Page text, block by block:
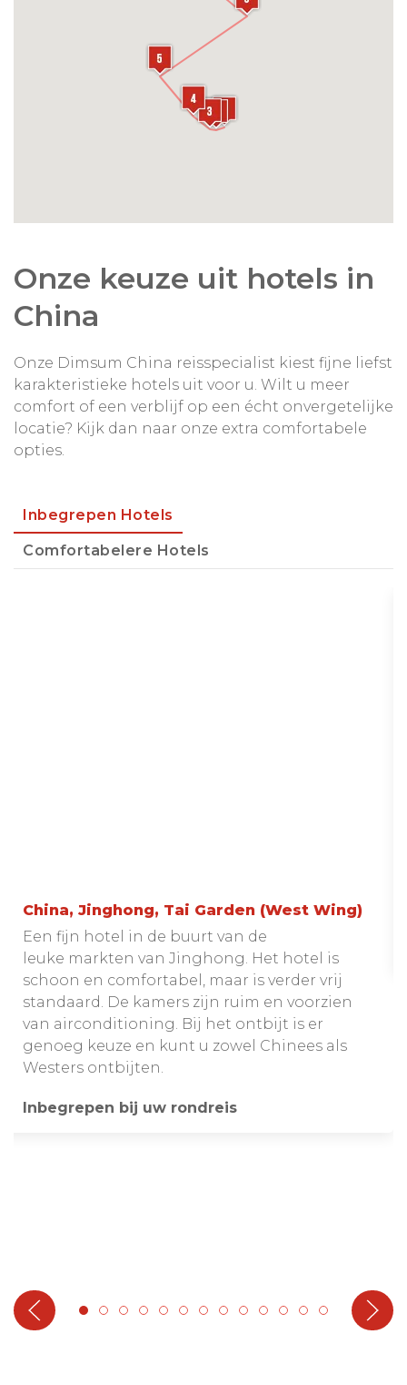
Onze keuze uit hotels in
China
Onze Dimsum China reisspecialist kiest fijne liefst
karakteristieke hotels uit voor u. Wilt u meer
comfort of een verblijf op een écht onvergetelijke
locatie? Kijk dan naar onze extra comfortabele
opties.
Inbegrepen Hotels
Comfortabelere Hotels
China, Jinghong, Tai Garden (West Wing)
Een fijn hotel in de buurt van de
leuke markten van Jinghong. Het hotel is
schoon en comfortabel, maar is verder vrij
standaard. De kamers zijn ruim en voorzien
van airconditioning. Bij het ontbijt is er
genoeg keuze en kunt u zowel Chinees als
Westers ontbijten.
Inbegrepen bij uw rondreis